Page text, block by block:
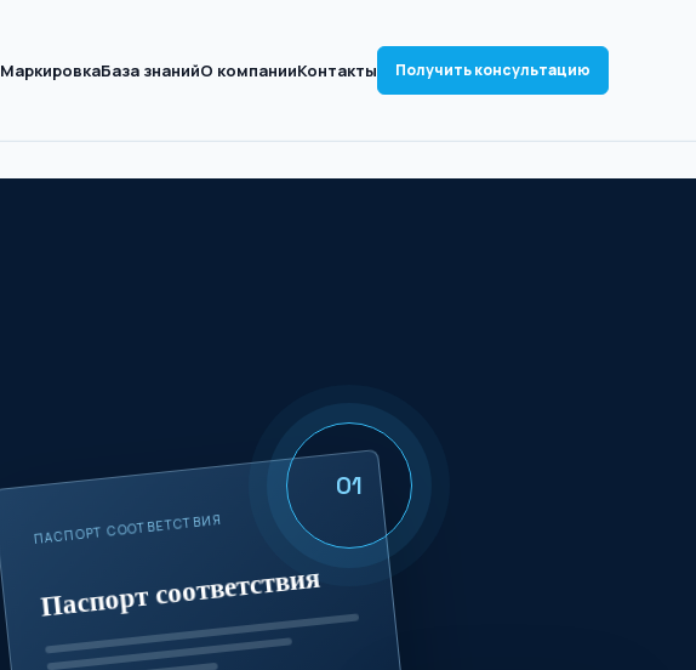
МаркировкаБаза знанийО компанииКонтакты Получить консультацию
ПАСПОРТ СООТВЕТСТВИЯ
Паспорт соответствия
01